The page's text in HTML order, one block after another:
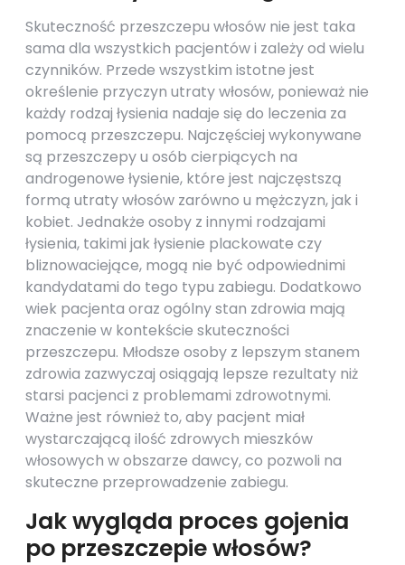
Skuteczność przeszczepu włosów nie jest taka
sama dla wszystkich pacjentów i zależy od wielu
czynników. Przede wszystkim istotne jest
określenie przyczyn utraty włosów, ponieważ nie
każdy rodzaj łysienia nadaje się do leczenia za
pomocą przeszczepu. Najczęściej wykonywane
są przeszczepy u osób cierpiących na
androgenowe łysienie, które jest najczęstszą
formą utraty włosów zarówno u mężczyzn, jak i
kobiet. Jednakże osoby z innymi rodzajami
łysienia, takimi jak łysienie plackowate czy
bliznowaciejące, mogą nie być odpowiednimi
kandydatami do tego typu zabiegu. Dodatkowo
wiek pacjenta oraz ogólny stan zdrowia mają
znaczenie w kontekście skuteczności
przeszczepu. Młodsze osoby z lepszym stanem
zdrowia zazwyczaj osiągają lepsze rezultaty niż
starsi pacjenci z problemami zdrowotnymi.
Ważne jest również to, aby pacjent miał
wystarczającą ilość zdrowych mieszków
włosowych w obszarze dawcy, co pozwoli na
skuteczne przeprowadzenie zabiegu.
Jak wygląda proces gojenia
po przeszczepie włosów?